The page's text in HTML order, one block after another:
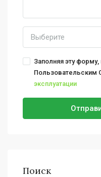
Выберите
Заполняя эту
Пользовательским
эксплуатации
Поиск